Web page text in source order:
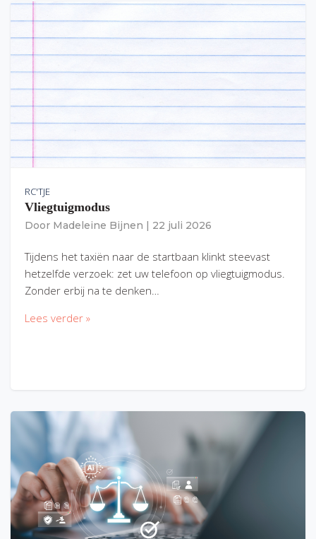
RC'TJE
Vliegtuigmodus
Door Madeleine Bijnen 22 juli 2026
Tijdens het taxiën naar de startbaan klinkt steevast
hetzelfde verzoek: zet uw telefoon op vliegtuigmodus.
Zonder erbij na te denken…
Lees verder »